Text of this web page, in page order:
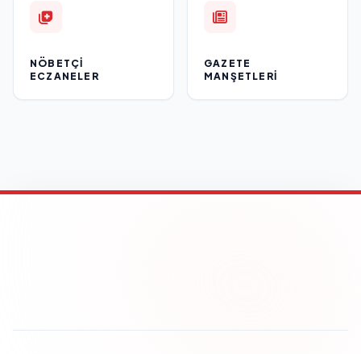
NÖBETÇI
ECZANELER
GAZETE
MANŞETLERI